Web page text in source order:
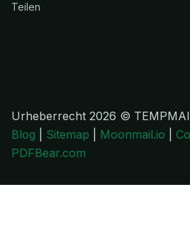
Teilen
Urheberrecht 2026 ©
Blog
Sitemap Moonmail.io
PDFBear.com